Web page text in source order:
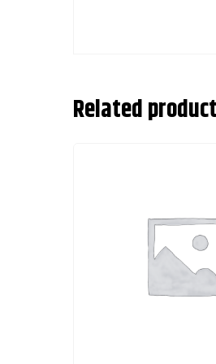
Related